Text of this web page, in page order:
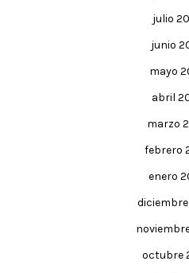
julio
junio
mayo
abril
marzo
febrero
enero
diciembre
octubre